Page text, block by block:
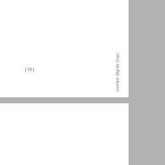
קיצורים וראשי תיבות ... 14